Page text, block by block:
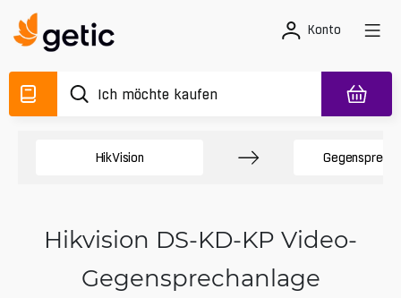
Konto
HikVision
Hikvision DS-KD-KP Video-
Gegensprechanlage